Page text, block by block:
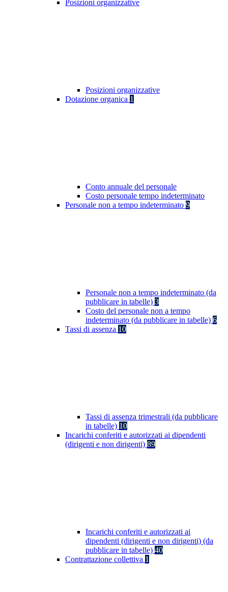
Posizioni organizzative
Posizioni organizzative
Dotazione organica 1
Conto annuale del personale
Costo personale tempo indeterminato
Personale non a tempo indeterminato 9
Personale non a tempo indeterminato (da
pubblicare in tabelle) 3
Costo del personale non a tempo
indeterminato (da pubblicare in tabelle) 6
Tassi di assenza 10
Tassi di assenza trimestrali (da pubblicare
in tabelle) 10
Incarichi conferiti e autorizzati ai dipendenti
(dirigenti e non dirigenti) 89
Incarichi conferiti e autorizzati ai
dipendenti (dirigenti e non dirigenti) (da
pubblicare in tabelle) 40
Contrattazione collettiva 1